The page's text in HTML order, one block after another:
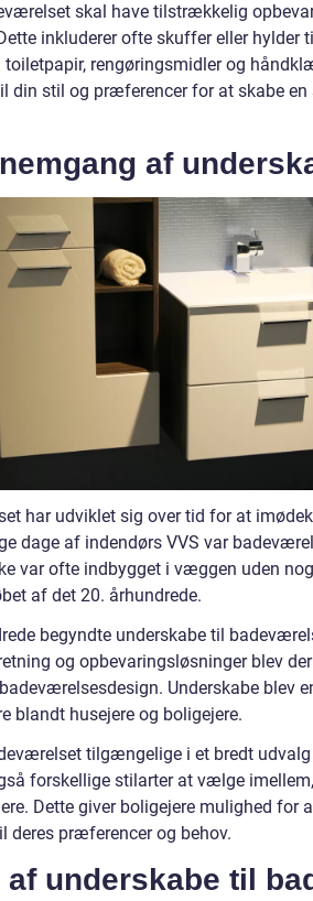
skal have tilstrækkelig
inkluderer ofte skuffer eller hylder
rengøringsmidler og
din stil og præferencer for at skabe
af
har udviklet sig over tid for at
dage af indendørs VVS var
var ofte indbygget i væggen uden
af det 20. århundrede.
begyndte underskabe til
og opbevaringsløsninger blev
Underskabe blev
blandt husejere og boligejere.
tilgængelige i et bredt
forskellige stilarter at vælge
Dette giver boligejere mulighed for
deres præferencer og behov.
underskabe til